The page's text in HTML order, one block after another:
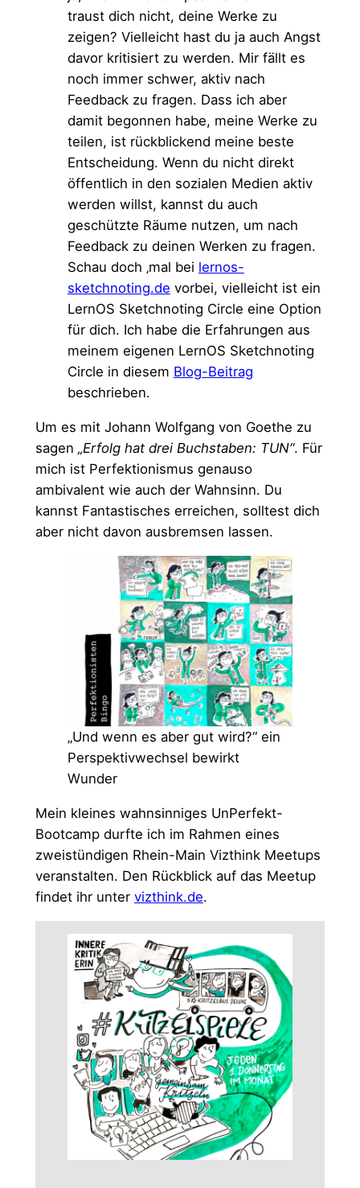
traust dich nicht, deine Werke zu
zeigen? Vielleicht hast du ja auch Angst
davor kritisiert zu werden. Mir fällt es
noch immer schwer, aktiv nach
Feedback zu fragen. Dass ich aber
damit begonnen habe, meine Werke zu
teilen, ist rückblickend meine beste
Entscheidung. Wenn du nicht direkt
öffentlich in den sozialen Medien aktiv
werden willst, kannst du auch
geschützte Räume nutzen, um nach
Feedback zu deinen Werken zu fragen.
Schau doch ‚mal bei lernos-
sketchnoting.de vorbei, vielleicht ist ein
LernOS Sketchnoting Circle eine Option
für dich. Ich habe die Erfahrungen aus
meinem eigenen LernOS Sketchnoting
Circle in diesem Blog-Beitrag
beschrieben.
Um es mit Johann Wolfgang von Goethe zu
sagen „Erfolg hat drei Buchstaben: TUN“. Für
mich ist Perfektionismus genauso
ambivalent wie auch der Wahnsinn. Du
kannst Fantastisches erreichen, solltest dich
aber nicht davon ausbremsen lassen.
„Und wenn es aber gut wird?“ ein
Perspektivwechsel bewirkt
Wunder
Mein kleines wahnsinniges UnPerfekt-
Bootcamp durfte ich im Rahmen eines
zweistündigen Rhein-Main Vizthink Meetups
veranstalten. Den Rückblick auf das Meetup
findet ihr unter vizthink.de.